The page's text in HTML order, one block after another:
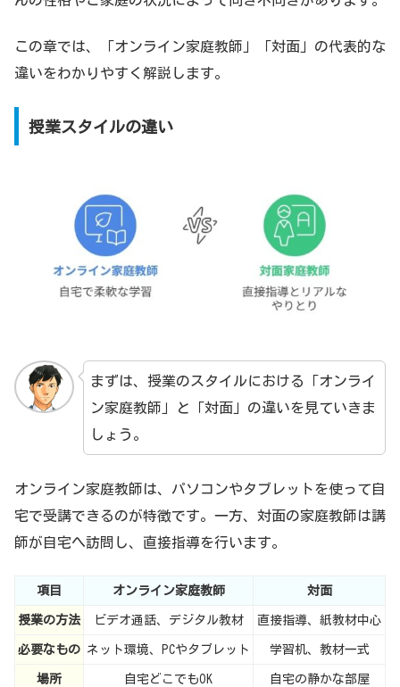
この章では、「オンライン家庭教師」「対面」の代表的な
違いをわかりやすく解説します。
授業スタイルの違い
まずは、授業のスタイルにおける「オンライ
ン家庭教師」と「対面」の違いを見ていきま
しょう。
オンライン家庭教師は、パソコンやタブレットを使って自
宅で受講できるのが特徴です。一方、対面の家庭教師は講
師が自宅へ訪問し、直接指導を行います。
項目 オンライン家庭教師 対面
授業の方法 ビデオ通話、デジタル教材 直接指導、紙教材中心
必要なもの ネット環境、PCやタブレット 学習机、教材一式
場所 自宅どこでもOK 自宅の静かな部屋